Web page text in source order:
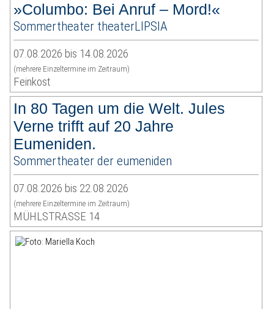
»Columbo: Bei Anruf – Mord!«
Sommertheater theaterLIPSIA
07.08.2026 bis 14.08.2026
(mehrere Einzeltermine im Zeitraum)
Feinkost
In 80 Tagen um die Welt. Jules
Verne trifft auf 20 Jahre
Eumeniden.
Sommertheater der eumeniden
07.08.2026 bis 22.08.2026
(mehrere Einzeltermine im Zeitraum)
MÜHLSTRASSE 14